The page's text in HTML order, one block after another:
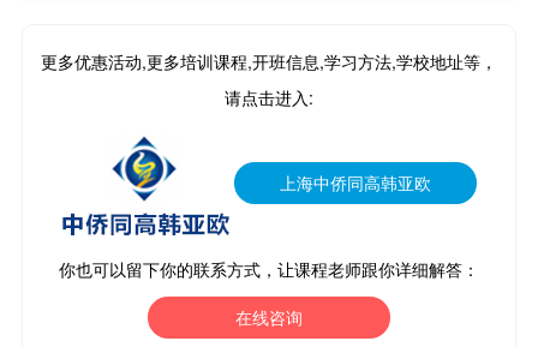
更多优惠活动,更多培训课程,开班信息,学习方法,学校地址等，
请点击进入:
上海中侨同高韩亚欧
你也可以留下你的联系方式，让课程老师跟你详细解答：
在线咨询